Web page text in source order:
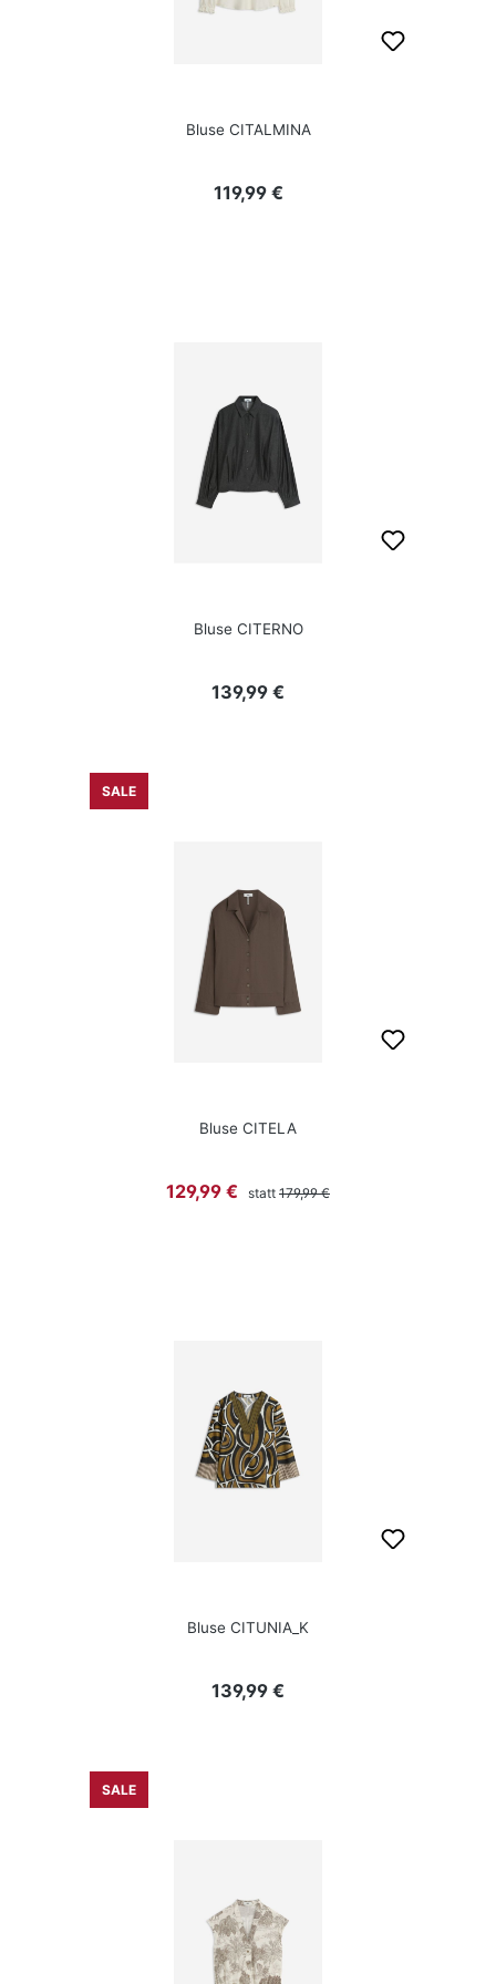
Bluse CITALMINA
Regulärer Preis:
119,99 €
Bluse CITERNO
Regulärer Preis:
139,99 €
SALE
Bluse CITELA
Verkaufspreis:
129,99 € statt Regulärer Preis:
179,99 €
Bluse CITUNIA_K
Regulärer Preis:
139,99 €
SALE